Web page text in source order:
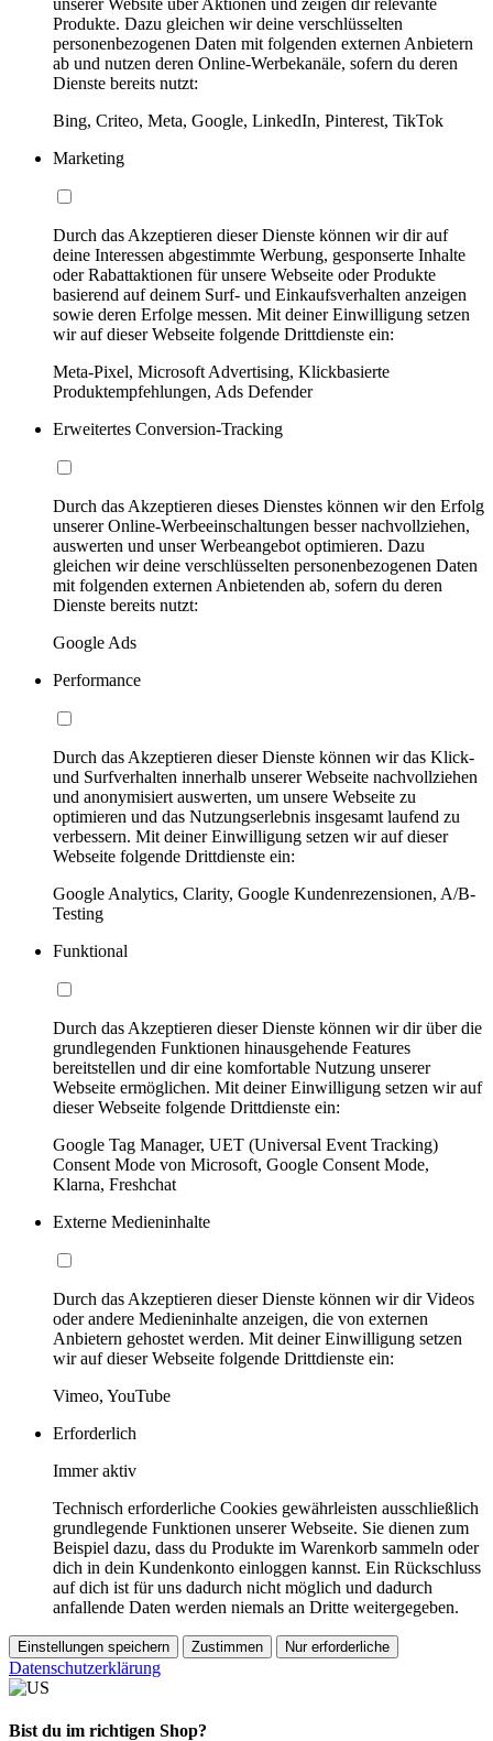
Produkte. Dazu gleichen wir deine verschlüsselten
personenbezogenen Daten mit folgenden externen Anbietern
ab und nutzen deren Online-Werbekanäle, sofern du deren
Dienste bereits nutzt:
Bing, Criteo, Meta, Google, LinkedIn, Pinterest, TikTok
Marketing
Durch das Akzeptieren dieser Dienste können wir dir auf
deine Interessen abgestimmte Werbung, gesponserte Inhalte
oder Rabattaktionen für unsere Webseite oder Produkte
basierend auf deinem Surf- und Einkaufsverhalten anzeigen
sowie deren Erfolge messen. Mit deiner Einwilligung setzen
wir auf dieser Webseite folgende Drittdienste ein:
Meta-Pixel, Microsoft Advertising, Klickbasierte
Produktempfehlungen, Ads Defender
Erweitertes Conversion-Tracking
Durch das Akzeptieren dieses Dienstes können wir den Erfolg
unserer Online-Werbeeinschaltungen besser nachvollziehen,
auswerten und unser Werbeangebot optimieren. Dazu
gleichen wir deine verschlüsselten personenbezogenen Daten
mit folgenden externen Anbietenden ab, sofern du deren
Dienste bereits nutzt:
Google Ads
Performance
Durch das Akzeptieren dieser Dienste können wir das Klick-
und Surfverhalten innerhalb unserer Webseite nachvollziehen
und anonymisiert auswerten, um unsere Webseite zu
optimieren und das Nutzungserlebnis insgesamt laufend zu
verbessern. Mit deiner Einwilligung setzen wir auf dieser
Webseite folgende Drittdienste ein:
Google Analytics, Clarity, Google Kundenrezensionen, A/B-
Testing
Funktional
Durch das Akzeptieren dieser Dienste können wir dir über die
grundlegenden Funktionen hinausgehende Features
bereitstellen und dir eine komfortable Nutzung unserer
Webseite ermöglichen. Mit deiner Einwilligung setzen wir auf
dieser Webseite folgende Drittdienste ein:
Google Tag Manager, UET (Universal Event Tracking)
Consent Mode von Microsoft, Google Consent Mode,
Klarna, Freshchat
Externe Medieninhalte
Durch das Akzeptieren dieser Dienste können wir dir Videos
oder andere Medieninhalte anzeigen, die von externen
Anbietern gehostet werden. Mit deiner Einwilligung setzen
wir auf dieser Webseite folgende Drittdienste ein:
Vimeo, YouTube
Erforderlich
Immer aktiv
Technisch erforderliche Cookies gewährleisten ausschließlich
grundlegende Funktionen unserer Webseite. Sie dienen zum
Beispiel dazu, dass du Produkte im Warenkorb sammeln oder
dich in dein Kundenkonto einloggen kannst. Ein Rückschluss
auf dich ist für uns dadurch nicht möglich und dadurch
anfallende Daten werden niemals an Dritte weitergegeben.
Einstellungen speichern Zustimmen Nur erforderliche
Datenschutzerklärung
Bist du im richtigen Shop?